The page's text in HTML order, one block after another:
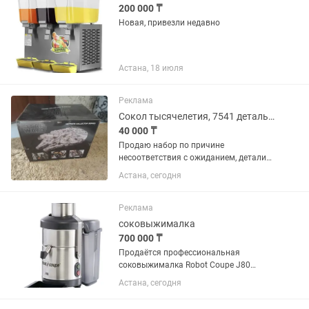
200 000 ₸
Новая, привезли недавно
Астана, 18 июля
Реклама
Сокол тысячелетия, 7541 деталь, не лего.
40 000 ₸
Продаю набор по причине
несоответствия с ожиданием, детали
здесь меньше, чем в обычных наборах.
Не распакован полностью, детали в
потрепанная из-за доставки.
Астана, сегодня
Реклама
соковыжималка
700 000 ₸
Продаётся профессиональная
соковыжималка Robot Coupe J80
(56000B) Профессиональная
высокопроизводительная
Астана, сегодня